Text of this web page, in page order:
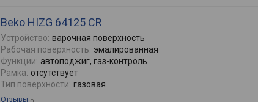
Beko HIZG 64125 CR
Устройство: варочная поверхность
Рабочая поверхность: эмалированная
Функции: автоподжиг, газ-контроль
Рамка: отсутствует
Тип поверхности: газовая
Отзывы